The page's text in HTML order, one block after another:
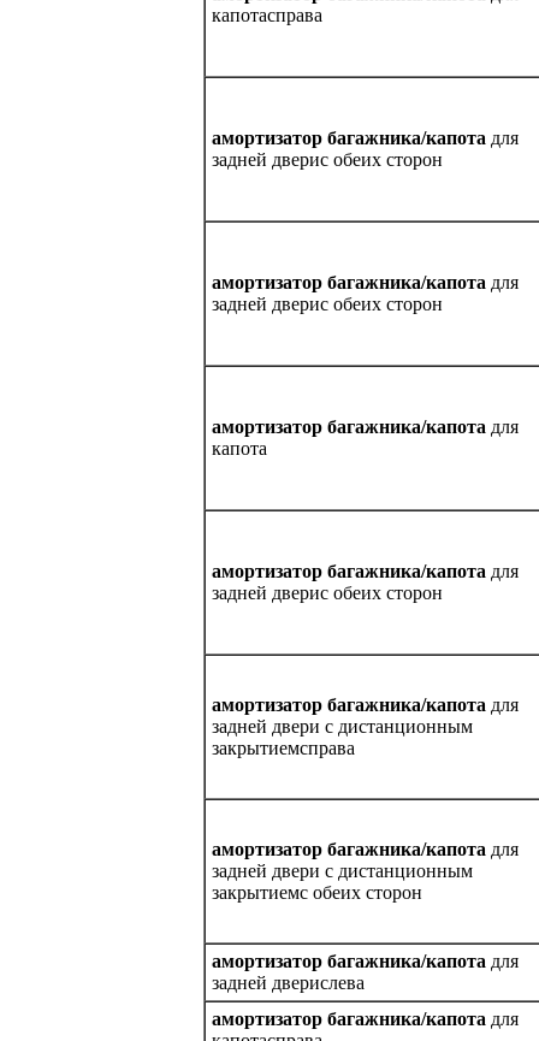
капотасправа
амортизатор багажника/капота для
задней дверис обеих сторон
амортизатор багажника/капота для
задней дверис обеих сторон
амортизатор багажника/капота для
капота
амортизатор багажника/капота для
задней дверис обеих сторон
амортизатор багажника/капота для
задней двери с дистанционным
закрытиемсправа
амортизатор багажника/капота для
задней двери с дистанционным
закрытиемс обеих сторон
амортизатор багажника/капота для
задней дверислева
амортизатор багажника/капота для